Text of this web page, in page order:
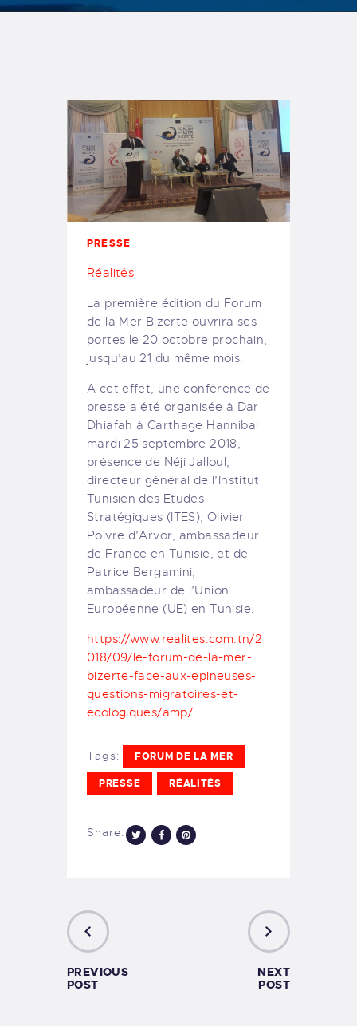
PRESSE
Réalités
La première édition du Forum
de la Mer Bizerte ouvrira ses
portes le 20 octobre prochain,
jusqu’au 21 du même mois.
A cet effet, une conférence de
presse a été organisée à Dar
Dhiafah à Carthage Hannibal
mardi 25 septembre 2018,
présence de Néji Jalloul,
directeur général de l’Institut
Tunisien des Etudes
Stratégiques (ITES), Olivier
Poivre d’Arvor, ambassadeur
de France en Tunisie, et de
Patrice Bergamini,
ambassadeur de l’Union
Européenne (UE) en Tunisie.
https://www.realites.com.tn/2
018/09/le-forum-de-la-mer-
bizerte-face-aux-epineuses-
questions-migratoires-et-
ecologiques/amp/
Tags: FORUM DE LA MER
PRESSE RÉALITÉS
Share:
PREVIOUS
POST
NEXT
POST